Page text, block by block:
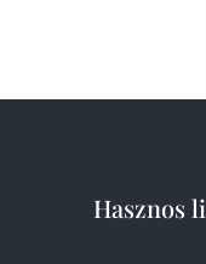
Hasznos